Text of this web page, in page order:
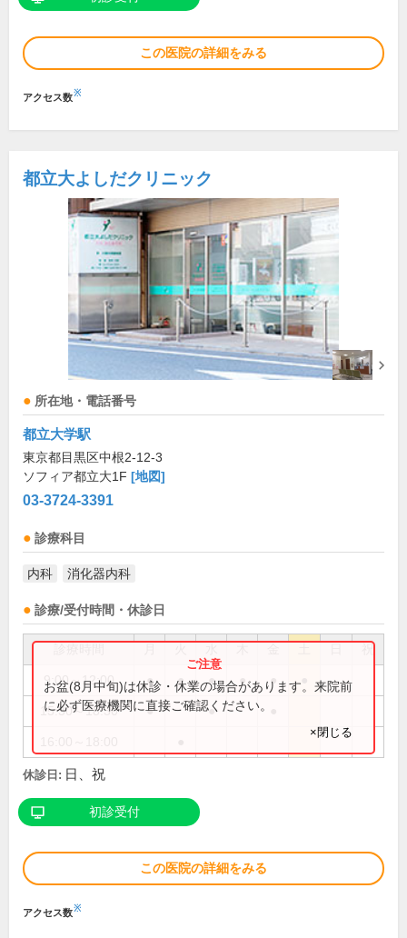
この医院の詳細をみる
アクセス数※
都立大よしだクリニック
所在地・電話番号
都立大学駅
東京都目黒区中根2-12-3
ソフィア都立大1F [地図]
03-3724-3391
診療科目
内科 消化器内科
診療/受付時間・休診日
祝
9:00～12:00 ● ● ● ● ●
15:30～18:30 ● ●
お盆(8月中旬)は休診・休業の場合があります。来院前
に必ず医療機関に直接ご確認ください。
×閉じる
休診日: 日、祝
初診受付
この医院の詳細をみる
アクセス数※